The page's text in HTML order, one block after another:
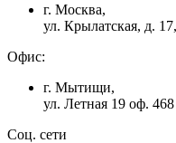
г. Москва,
ул. Крылатская, д.
Офис:
г. Мытищи,
ул. Летная 19 оф. 468
Соц. сети